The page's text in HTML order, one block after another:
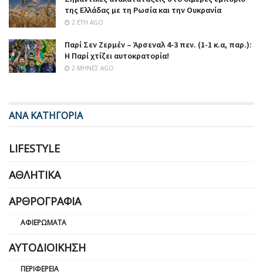
της Ελλάδας με τη Ρωσία και την Ουκρανία
2 ΈΤΗ AGO
Παρί Σεν Ζερμέν – Άρσεναλ 4-3 πεν. (1-1 κ.α, παρ.):
Η Παρί χτίζει αυτοκρατορία!
2 ΜΉΝΕΣ AGO
ΑΝΑ ΚΑΤΗΓΟΡΙΑ
LIFESTYLE
ΑΘΛΗΤΙΚΆ
ΑΡΘΡΟΓΡΑΦΊΑ
ΑΦΙΕΡΏΜΑΤΑ
ΑΥΤΟΔΙΟΊΚΗΣΗ
ΠΕΡΙΦΈΡΕΙΑ